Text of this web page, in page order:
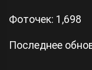
Фоточек: 1,698
Последнее